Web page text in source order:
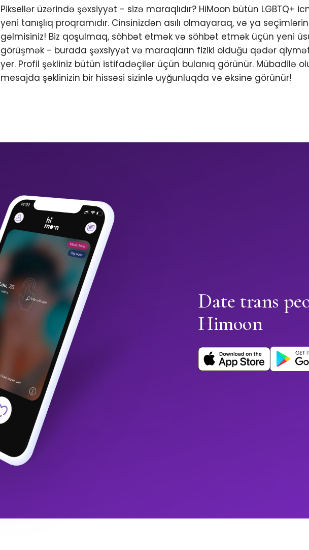
Piksellər üzərində şəxsiyyət - sizə maraqlıdır? HiMoon bütün LGBTQ+
yeni tanışlıq proqramıdır. Cinsinizdən asılı olmayaraq, və ya
gəlmisiniz! Biz qoşulmaq, söhbət etmək və söhbət etmək üçün yeni
görüşmək - burada şəxsiyyət və maraqların fiziki olduğu qədər
yer. Profil şəkliniz bütün istifadəçilər üçün bulanıq görünür. Mübadilə
mesajda şəklinizin bir hissəsi sizinlə uyğunluqda və əksinə görünür!
Date trans
Himoon